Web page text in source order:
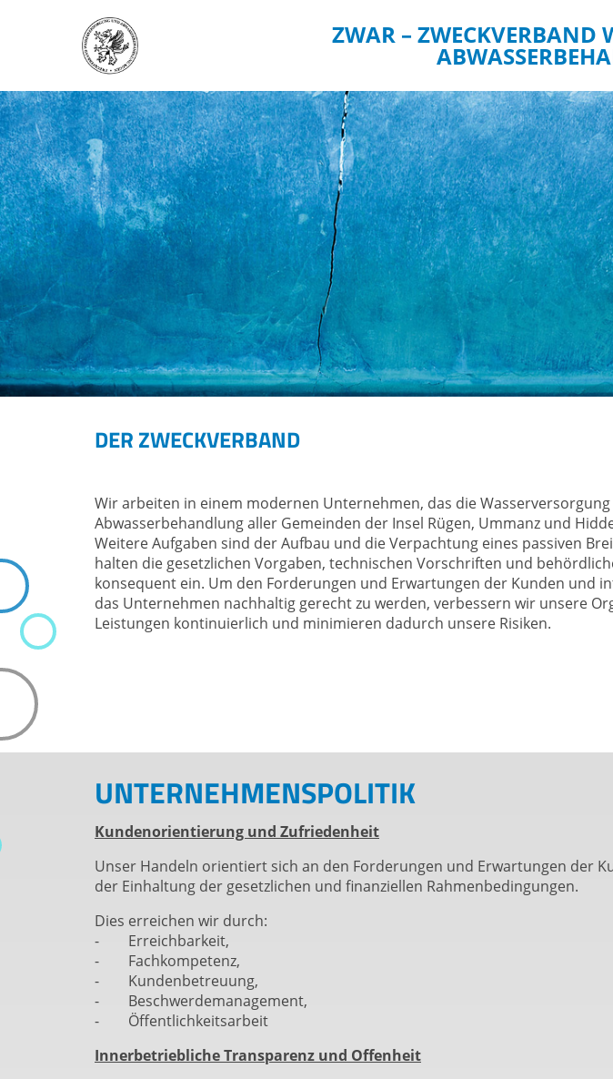
ZWAR – ZWECKVERBAND
DER ZWAR
Startseite
Über uns
Unternehmenspolitik
Kontakt & Anfahrt
Ansprechpersonen
Gebühren & Beiträge
Leitungsauskunft
Haus- und Grundstücksanschlüsse
Downloadcenter
TRINKWASSER
Trinkwasserversorgung
Wasserwerke
Gartenwasserzähler
Zählerstand melden
Standrohrverleih
Fördermittelprojekte
Potentialausgleich an Wasserleitungen
Pressemitteilungen
Blackout & Wasserversorgung
Führungen
Weitere Abteilungen
Refill-Station Trinkwasser
Weltwassertag am 22. März
Tag des Kanaldeckels am 19. Juni
Schulprojekte
Studien
Atommüll
DER ZWECKVERBAND
Wir arbeiten in einem modernen Unternehmen, das die
Abwasserbehandlung aller Gemeinden der Insel Rügen, Ummanz und
Weitere Aufgaben sind der Aufbau und die Verpachtung eines passiven
halten die gesetzlichen Vorgaben, technischen Vorschriften und
konsequent ein. Um den Forderungen und Erwartungen der Kunden und
das Unternehmen nachhaltig gerecht zu werden, verbessern wir unsere
Leistungen kontinuierlich und minimieren dadurch unsere Risiken.
UNTERNEHMENSPOLITIK
Kundenorientierung und Zufriedenheit
Unser Handeln orientiert sich an den Forderungen und Erwartungen der
der Einhaltung der gesetzlichen und finanziellen Rahmenbedingungen.
Dies erreichen wir durch:
- Erreichbarkeit,
- Fachkompetenz,
- Kundenbetreuung,
- Beschwerdemanagement,
- Öffentlichkeitsarbeit
Innerbetriebliche Transparenz und Offenheit